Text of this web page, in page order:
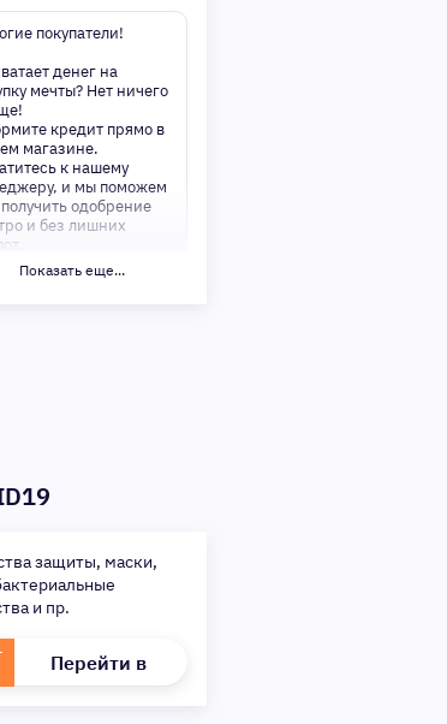
покупатели!
денег на
мечты? Нет ничего
кредит прямо в
магазине.
к нашему
и мы поможем
одобрение
и без лишних
сейчас. Ваше
— мы поможем вам в
Показать еще...
защиты, маски,
и пр.
Перейти в